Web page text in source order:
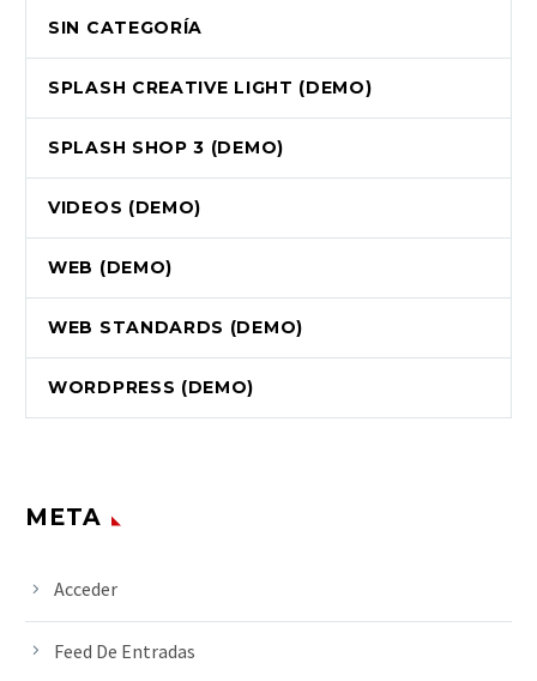
SIN CATEGORÍA
SPLASH CREATIVE LIGHT (DEMO)
SPLASH SHOP 3 (DEMO)
VIDEOS (DEMO)
WEB (DEMO)
WEB STANDARDS (DEMO)
WORDPRESS (DEMO)
META
Acceder
Feed De Entradas